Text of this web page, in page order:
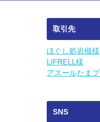
取引先
ほぐし処岩槻様
LIFRELL様
アスールたま
SNS